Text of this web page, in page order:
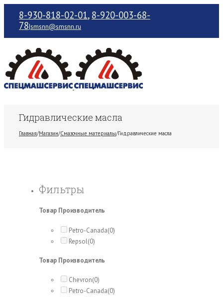
8-930-818-02-01, 8-920-003-68-
78|smsnn@smsnn.ru
Гидравлические масла
Главная/Магазин/Смазочные материалы/Гидравлические масла
Фильтры
Товар Производитель
Petro-Canada(0)
Repsol(0)
Товар Производитель
Chevron(0)
Petro-Canada(0)